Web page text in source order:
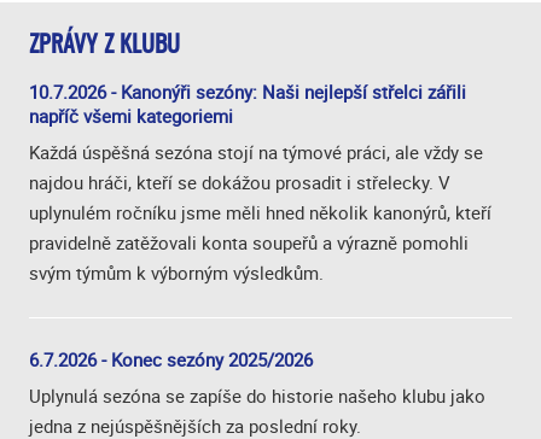
ZPRÁVY Z KLUBU
10.7.2026 - Kanonýři sezóny: Naši nejlepší střelci zářili
napříč všemi kategoriemi
Každá úspěšná sezóna stojí na týmové práci, ale vždy se
najdou hráči, kteří se dokážou prosadit i střelecky. V
uplynulém ročníku jsme měli hned několik kanonýrů, kteří
pravidelně zatěžovali konta soupeřů a výrazně pomohli
svým týmům k výborným výsledkům.
6.7.2026 - Konec sezóny 2025/2026
Uplynulá sezóna se zapíše do historie našeho klubu jako
jedna z nejúspěšnějších za poslední roky.